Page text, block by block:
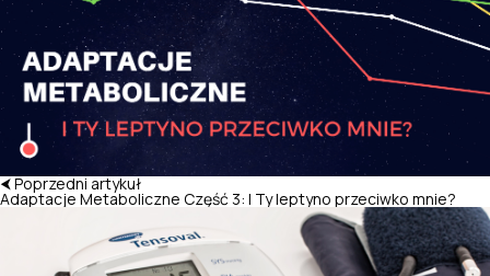
⮜ Poprzedni artykuł
Adaptacje Metaboliczne Część 3: I Ty leptyno przeciwko mnie?